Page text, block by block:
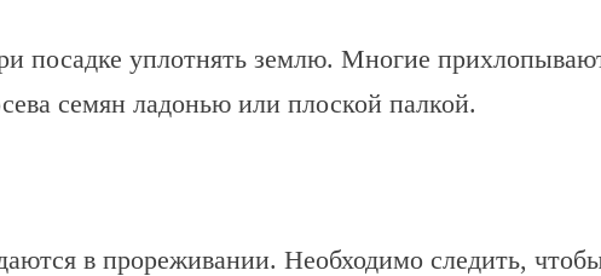
посадке уплотнять землю. Многие
семян ладонью или плоской палкой.
в прореживании. Необходимо следить,